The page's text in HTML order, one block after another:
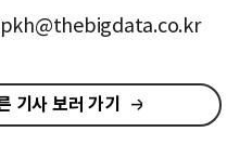
pkh@thebigdata.co.kr
기사 보러 가기